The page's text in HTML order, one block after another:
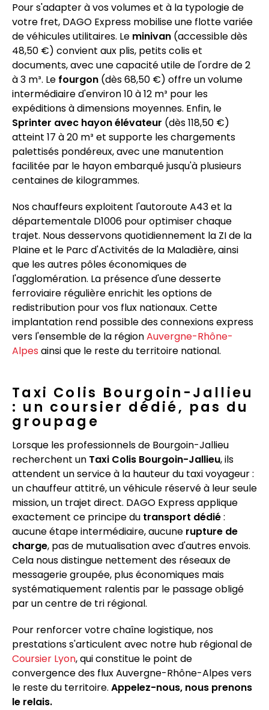
Pour s'adapter à vos volumes et à la typologie de
votre fret, DAGO Express mobilise une flotte variée
de véhicules utilitaires. Le minivan (accessible dès
48,50 €) convient aux plis, petits colis et
documents, avec une capacité utile de l'ordre de 2
à 3 m³. Le fourgon (dès 68,50 €) offre un volume
intermédiaire d'environ 10 à 12 m³ pour les
expéditions à dimensions moyennes. Enfin, le
Sprinter avec hayon élévateur (dès 118,50 €)
atteint 17 à 20 m³ et supporte les chargements
palettisés pondéreux, avec une manutention
facilitée par le hayon embarqué jusqu'à plusieurs
centaines de kilogrammes.
Nos chauffeurs exploitent l'autoroute A43 et la
départementale D1006 pour optimiser chaque
trajet. Nous desservons quotidiennement la ZI de la
Plaine et le Parc d'Activités de la Maladière, ainsi
que les autres pôles économiques de
l'agglomération. La présence d'une desserte
ferroviaire régulière enrichit les options de
redistribution pour vos flux nationaux. Cette
implantation rend possible des connexions express
vers l'ensemble de la régionAuvergne-Rhône-
Alpes ainsi que le reste du territoire national.
Taxi Colis Bourgoin-Jallieu
: un coursier dédié, pas du
groupage
Lorsque les professionnels de Bourgoin-Jallieu
recherchent un Taxi Colis Bourgoin-Jallieu, ils
attendent un service à la hauteur du taxi voyageur :
un chauffeur attitré, un véhicule réservé à leur seule
mission, un trajet direct. DAGO Express applique
exactement ce principe du transport dédié:
aucune étape intermédiaire, aucune rupture de
charge, pas de mutualisation avec d'autres envois.
Cela nous distingue nettement des réseaux de
messagerie groupée, plus économiques mais
systématiquement ralentis par le passage obligé
par un centre de tri régional.
Pour renforcer votre chaîne logistique, nos
prestations s'articulent avec notre hub régional de
Coursier Lyon, qui constitue le point de
convergence des flux Auvergne-Rhône-Alpes vers
le reste du territoire. Appelez-nous, nous prenons
le relais.